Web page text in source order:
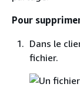
Pour
Dans le
fichier.